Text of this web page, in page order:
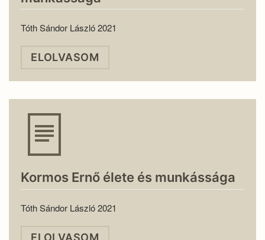
Tóth Sándor László 2021
ELOLVASOM
Kormos Ernő élete és munkássága
Tóth Sándor László 2021
ELOLVASOM